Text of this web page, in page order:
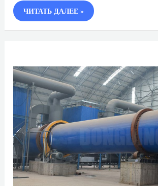
БАРАБАННАЯ
СУШИЛКА
ДЛЯ
ЧИТАТЬ ДАЛЕЕ »